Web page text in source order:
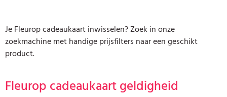
Je Fleurop cadeaukaart inwisselen? Zoek in onze
zoekmachine met handige prijsfilters naar een geschikt
product.
Fleurop cadeaukaart geldigheid